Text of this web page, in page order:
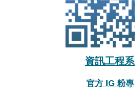
資訊工程系
官方 IG 粉專